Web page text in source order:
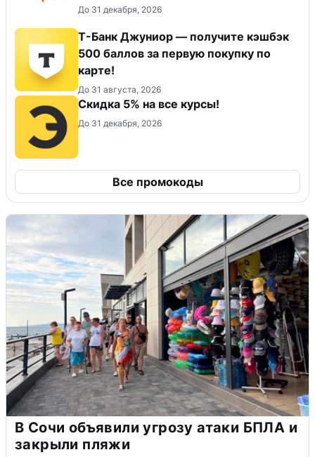
До 31 декабря, 2026
Т-Банк Джуниор — получите кэшбэк
500 баллов за первую покупку по
карте!
До 31 августа, 2026
Скидка 5% на все курсы!
До 31 декабря, 2026
Все промокоды
В Сочи объявили угрозу атаки БПЛА и
закрыли пляжи